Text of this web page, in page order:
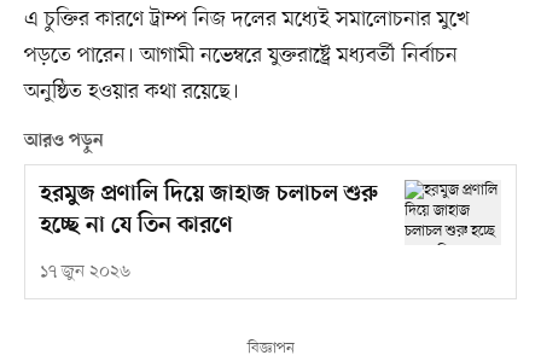
এ চুক্তির কারণে ট্রাম্প নিজ দলের মধ্যেই সমালোচনার মুখে
পড়তে পারেন। আগামী নভেম্বরে যুক্তরাষ্ট্রে মধ্যবর্তী নির্বাচন
অনুষ্ঠিত হওয়ার কথা রয়েছে।
আরও পড়ুন
হরমুজ প্রণালি দিয়ে জাহাজ চলাচল শুরু
হচ্ছে না যে তিন কারণে
১৭ জুন ২০২৬